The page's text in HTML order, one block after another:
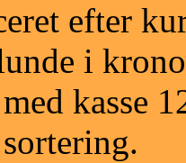
efter
i
kasse